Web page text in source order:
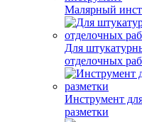
Малярный
Для
отделочных
Инструмент
разметки